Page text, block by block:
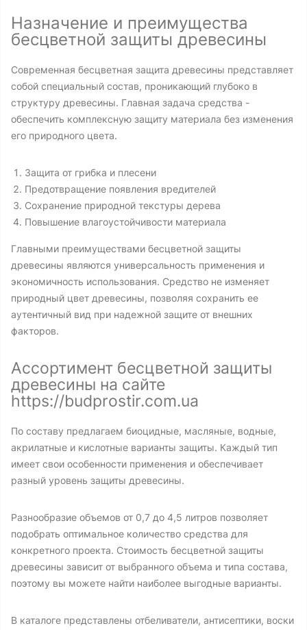
Назначение и преимущества
бесцветной защиты древесины
Современная бесцветная защита древесины представляет
собой специальный состав, проникающий глубоко в
структуру древесины. Главная задача средства -
обеспечить комплексную защиту материала без изменения
его природного цвета.
Защита от грибка и плесени
Предотвращение появления вредителей
Сохранение природной текстуры дерева
Повышение влагоустойчивости материала
Главными преимуществами бесцветной защиты
древесины являются универсальность применения и
экономичность использования. Средство не изменяет
природный цвет древесины, позволяя сохранить ее
аутентичный вид при надежной защите от внешних
факторов.
Ассортимент бесцветной защиты
древесины на сайте
https://budprostir.com.ua
По составу предлагаем биоцидные, масляные, водные,
акрилатные и кислотные варианты защиты. Каждый тип
имеет свои особенности применения и обеспечивает
разный уровень защиты древесины.
Разнообразие объемов от 0,7 до 4,5 литров позволяет
подобрать оптимальное количество средства для
конкретного проекта. Стоимость бесцветной защиты
древесины зависит от выбранного объема и типа состава,
поэтому вы можете найти наиболее выгодные варианты.
В каталоге представлены отбеливатели, антисептики, воски